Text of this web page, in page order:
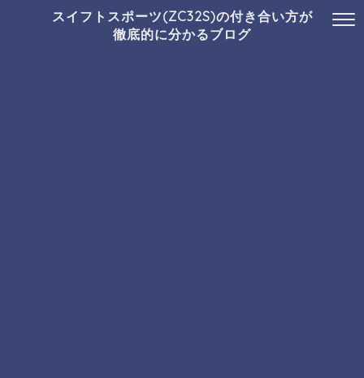
スイフトスポーツ(ZC32S)の付き合い方が
徹底的に分かるブログ